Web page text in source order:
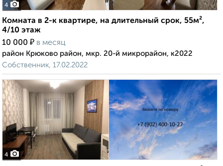
4
Комната в 2-к квартире, на длительный срок, 55м²,
4/10 этаж
10 000 ₽ в месяц
район Крюково район, мкр. 20-й микрорайон, к2022
Собственник, 17.02.2022
4